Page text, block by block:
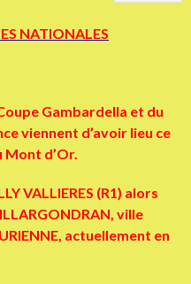
NATIONALES
Gambardella et du
viennent d’avoir lieu ce
Mont d’Or.
VALLIERES (R1) alors
ville
actuellement en